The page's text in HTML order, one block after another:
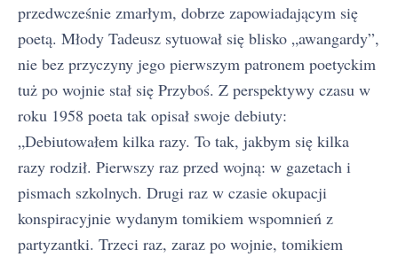
przedwcześnie zmarłym, dobrze zapowiadającym się
poetą. Młody Tadeusz sytuował się blisko „awangardy”,
nie bez przyczyny jego pierwszym patronem poetyckim
tuż po wojnie stał się Przyboś. Z perspektywy czasu w
roku 1958 poeta tak opisał swoje debiuty:
„Debiutowałem kilka razy. To tak, jakbym się kilka
razy rodził. Pierwszy raz przed wojną: w gazetach i
pismach szkolnych. Drugi raz w czasie okupacji
konspiracyjnie wydanym tomikiem wspomnień z
partyzantki. Trzeci raz, zaraz po wojnie, tomikiem